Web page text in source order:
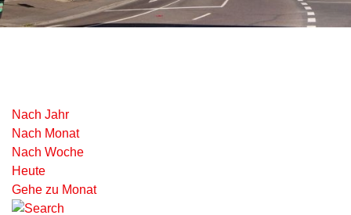
Nach Jahr
Nach Monat
Nach Woche
Heute
Gehe zu Monat